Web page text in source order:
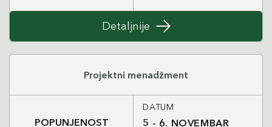
Detaljnije
Projektni menadžment
POPUNJENOST
DATUM
5 - 6. NOVEMBAR